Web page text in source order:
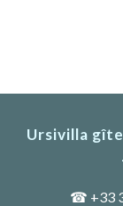
Ursivilla
☎ +33 3